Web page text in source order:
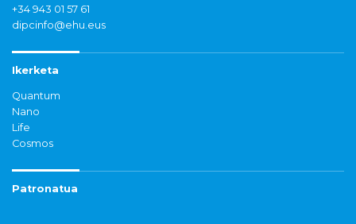
+34 943 01 57 61
dipcinfo@ehu.eus
Ikerketa
Quantum
Nano
Life
Cosmos
Patronatua